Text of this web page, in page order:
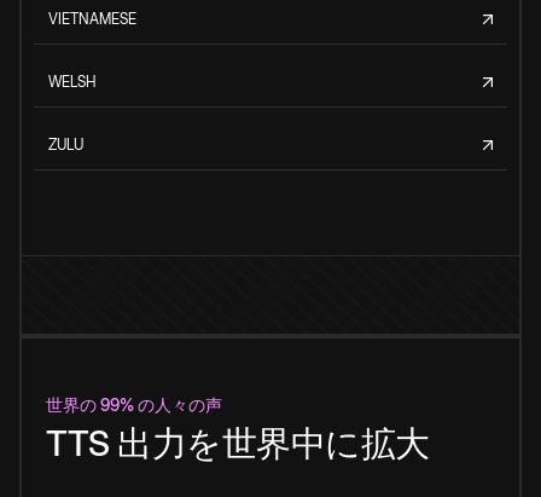
VIETNAMESE
WELSH
ZULU
世界の 99% の人々の声
TTS 出力を世界中に拡大